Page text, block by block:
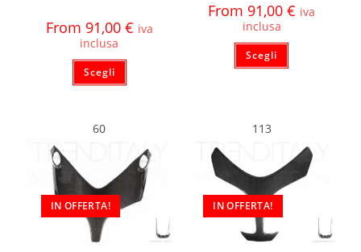
From 91,00 € iva
inclusa
Scegli
From 91,00€ iva
inclusa
Scegli
60
IN OFFERTA!
113
IN OFFERTA!